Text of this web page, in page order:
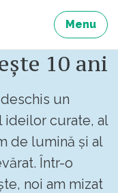
Menu
10 ani
un
ideilor curate, al
de lumină și al
Într-o
noi am mizat